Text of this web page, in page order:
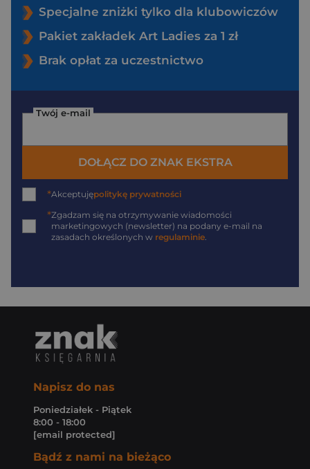
Specjalne zniżki tylko dla klubowiczów
Pakiet zakładek Art Ladies za 1 zł
Brak opłat za uczestnictwo
Twój e-mail
DOŁĄCZ DO ZNAK EKSTRA
*Akceptujępolitykę prywatności
*Zgadzam się na otrzymywanie wiadomości
marketingowych (newsletter) na podany e-mail na
zasadach określonych w regulaminie
Napisz do nas
Poniedziałek - Piątek
8:00 - 18:00
[email protected]
Bądź z nami na bieżąco